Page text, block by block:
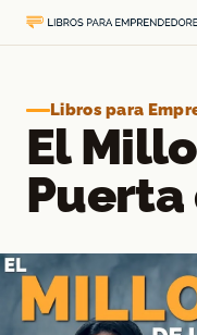
Saltar
al
Libros para
El
Puerta